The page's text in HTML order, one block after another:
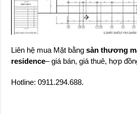
Liên hệ mua Mặt bằngsàn thương
residence– giá bán, giá thuê, hợp
Hotline: 0911.294.688.